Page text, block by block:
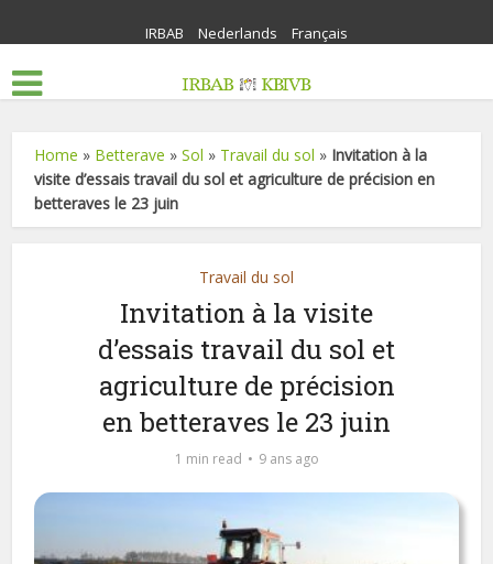
IRBAB Nederlands Français
Home » Betterave »Sol » Travail du sol » Invitation à la
visite d’essais travail du sol et agriculture de précision en
betteraves le 23 juin
Travail du sol
Invitation à la visite
d’essais travail du sol et
agriculture de précision
en betteraves le 23 juin
1 min read 9 ans ago